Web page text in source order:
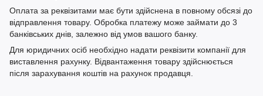
Оплата за реквізитами має бути здійснена в повному обсязі до
відправлення товару. Обробка платежу може займати до 3
банківських днів, залежно від умов вашого банку.
Для юридичних осіб необхідно надати реквізити компанії для
виставлення рахунку. Відвантаження товару здійснюється
після зарахування коштів на рахунок продавця.